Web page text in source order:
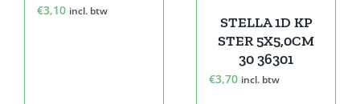
€3,10 incl. btw
STELLA 1D KP
STER 5X5,0CM
30 36301
€3,70 incl. btw